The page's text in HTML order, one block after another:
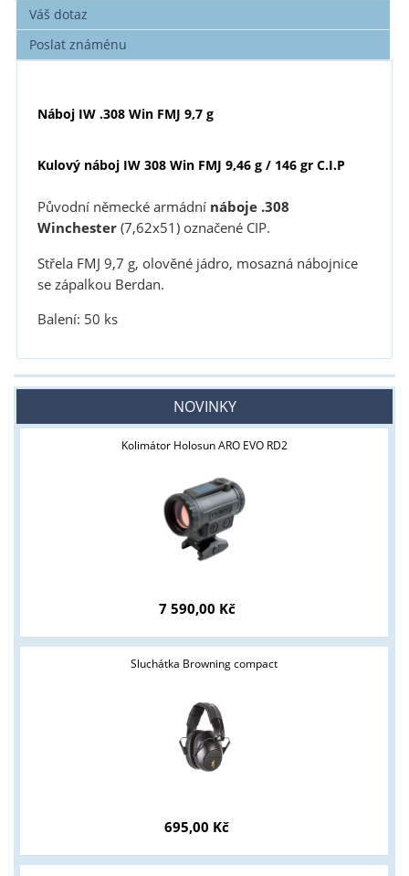
Váš dotaz
Poslat známénu
Náboj IW .308 Win FMJ 9,7 g
Kulový náboj IW 308 Win FMJ 9,46 g / 146 gr C.I.P
Původní německé armádní náboje .308
Winchester(7,62x51) označené CIP.
Střela FMJ 9,7 g, olověné jádro, mosazná nábojnice
se zápalkou Berdan.
Balení: 50 ks
NOVINKY
Kolimátor Holosun ARO EVO RD2
7 590,00 Kč
Sluchátka Browning compact
695,00 Kč